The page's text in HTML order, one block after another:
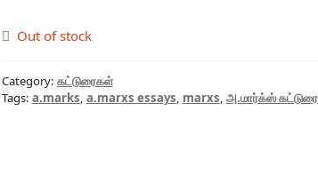
was:
Out of stock
Category: கட்டுரைகள்
Tags: a.marks, a.marxs essays, marxs, அ.மார்க்ஸ்